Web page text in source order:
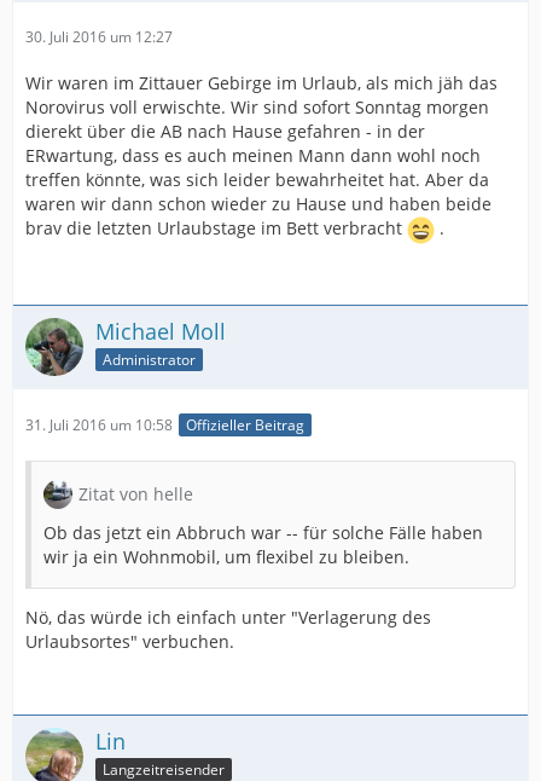
30. Juli 2016 um 12:27
Wir waren im Zittauer Gebirge im Urlaub, als mich jäh das
Norovirus voll erwischte. Wir sind sofort Sonntag morgen
dierekt über die AB nach Hause gefahren - in der
ERwartung, dass es auch meinen Mann dann wohl noch
treffen könnte, was sich leider bewahrheitet hat. Aber da
waren wir dann schon wieder zu Hause und haben beide
brav die letzten Urlaubstage im Bett verbracht
.
Michael Moll
Administrator
31. Juli 2016 um 10:58 Offizieller Beitrag
Zitat von helle
Ob das jetzt ein Abbruch war -- für solche Fälle haben
wir ja ein Wohnmobil, um flexibel zu bleiben.
Nö, das würde ich einfach unter "Verlagerung des
Urlaubsortes" verbuchen.
Lin
Langzeitreisender